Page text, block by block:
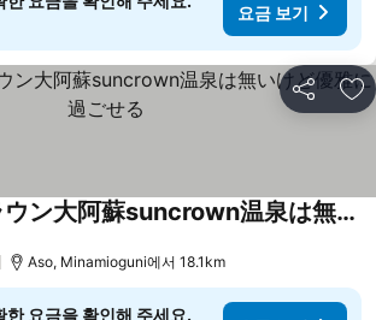
요금 보기
공유 즐
ホテルサンクラウン大阿蘇suncrown温泉は無いけど優雅に過ごせる
Aso, Minamioguni에서 18.1km
한 요금을 확인해 주세요.